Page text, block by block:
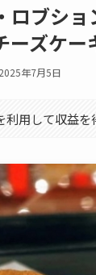
ロブシ
ーズケー
2025年7月5日
用して収益を